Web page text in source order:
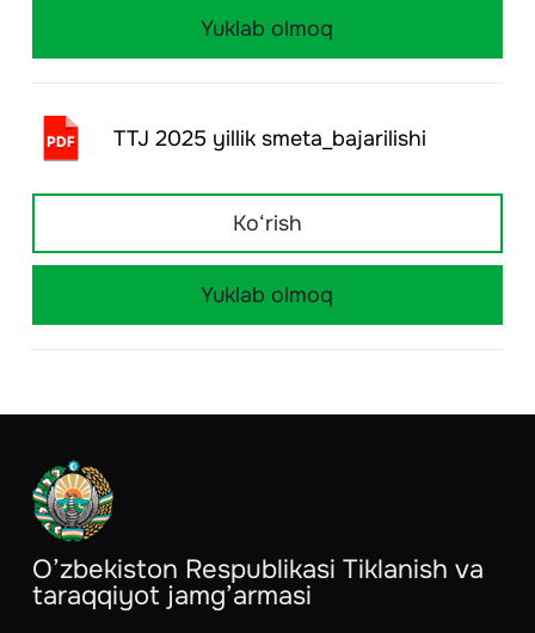
Yuklab olmoq
TTJ 2025 yillik smeta_bajarilishi
Ko‘rish
Yuklab olmoq
O’zbekiston Respublikasi Tiklanish va
taraqqiyot jamg’armasi